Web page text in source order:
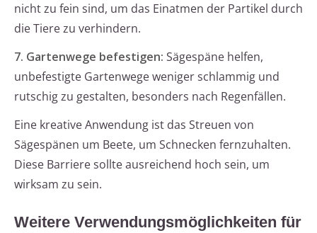
nicht zu fein sind, um das Einatmen der Partikel durch
die Tiere zu verhindern.
7. Gartenwege befestigen: Sägespäne helfen,
unbefestigte Gartenwege weniger schlammig und
rutschig zu gestalten, besonders nach Regenfällen.
Eine kreative Anwendung ist das Streuen von
Sägespänen um Beete, um Schnecken fernzuhalten.
Diese Barriere sollte ausreichend hoch sein, um
wirksam zu sein.
Weitere Verwendungsmöglichkeiten für